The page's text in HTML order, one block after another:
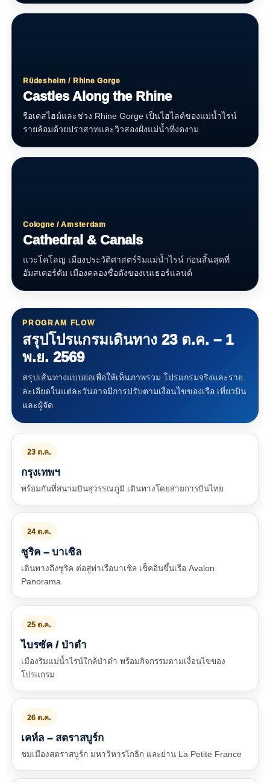
Rüdesheim / Rhine Gorge
Castles Along the Rhine
รือเดสไฮม์และช่วง Rhine Gorge เป็นไฮไลต์ของแม่น้ำไรน์
รายล้อมด้วยปราสาทและวิวสองฝั่งแม่น้ำที่งดงาม
Cologne / Amsterdam
Cathedral & Canals
แวะโคโลญ เมืองประวัติศาสตร์ริมแม่น้ำไรน์ ก่อนสิ้นสุดที่
อัมสเตอร์ดัม เมืองคลองชื่อดังของเนเธอร์แลนด์
PROGRAM FLOW
สรุปโปรแกรมเดินทาง 23 ต.ค. – 1
พ.ย. 2569
สรุปเส้นทางแบบย่อเพื่อให้เห็นภาพรวม โปรแกรมจริงและราย
ละเอียดในแต่ละวันอาจมีการปรับตามเงื่อนไขของเรือ เที่ยวบิน
และผู้จัด
23 ต.ค.
กรุงเทพฯ
พร้อมกันที่สนามบินสุวรรณภูมิ เดินทางโดยสายการบินไทย
24 ต.ค.
ซูริค – บาเซิล
เดินทางถึงซูริค ต่อสู่ท่าเรือบาเซิล เช็คอินขึ้นเรือ Avalon
Panorama
25 ต.ค.
ไบรซัค / ป่าดำ
เมืองริมแม่น้ำไรน์ใกล้ป่าดำ พร้อมกิจกรรมตามเงื่อนไขของ
โปรแกรม
26 ต.ค.
เคห์ล – สตราสบูร์ก
ชมเมืองสตราสบูร์ก มหาวิหารโกธิก และย่าน La Petite France